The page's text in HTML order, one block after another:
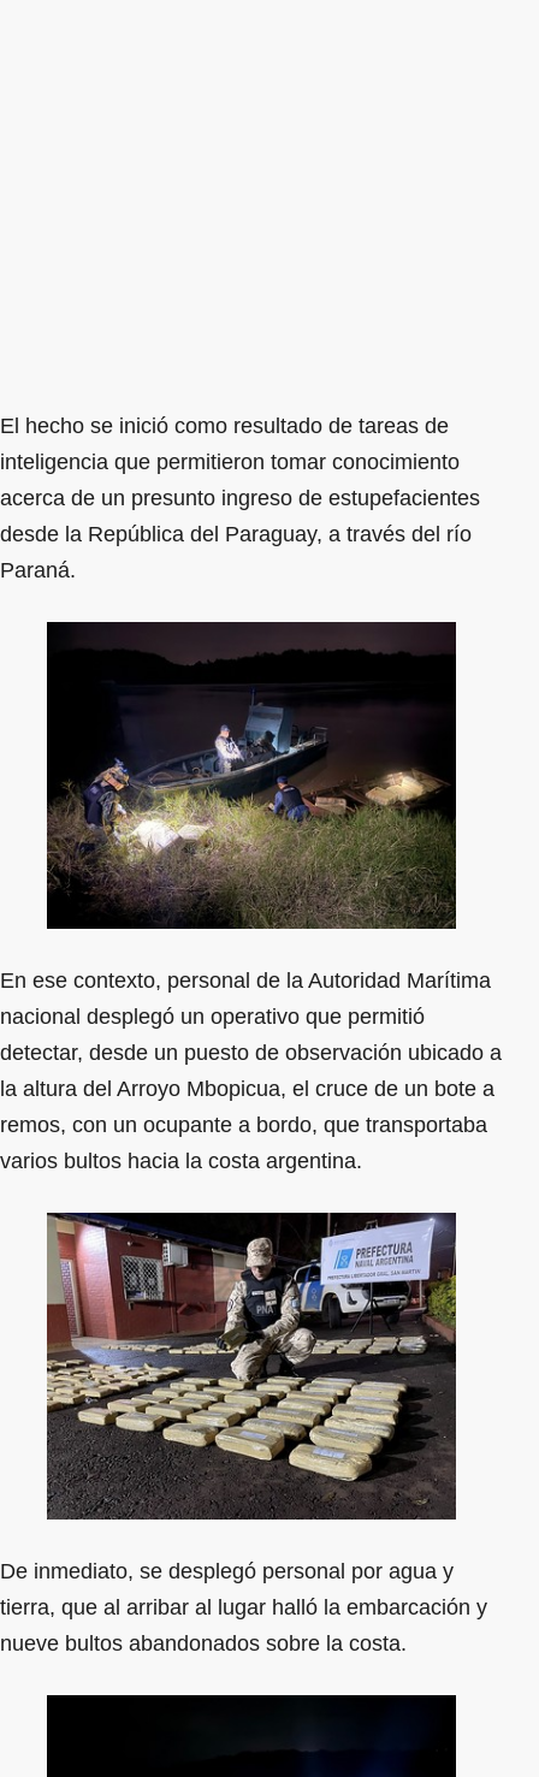
El hecho se inició como resultado de tareas de
inteligencia que permitieron tomar conocimiento
acerca de un presunto ingreso de estupefacientes
desde la República del Paraguay, a través del río
Paraná.
En ese contexto, personal de la Autoridad Marítima
nacional desplegó un operativo que permitió
detectar, desde un puesto de observación ubicado a
la altura del Arroyo Mbopicua, el cruce de un bote a
remos, con un ocupante a bordo, que transportaba
varios bultos hacia la costa argentina.
De inmediato, se desplegó personal por agua y
tierra, que al arribar al lugar halló la embarcación y
nueve bultos abandonados sobre la costa.